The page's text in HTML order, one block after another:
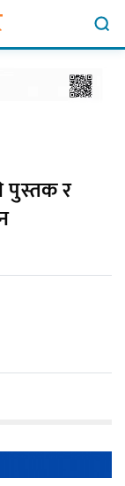
पुस्तक र